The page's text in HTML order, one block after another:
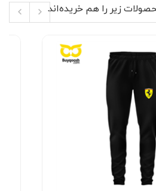
7 سانتی‌متر برای محافظت از صورت در برابر
چاپی در قسمت جلوی کلاه
پیاده‌روی و فعالیت فضای باز
را عبور می‌دهد و از تعریق بیش‌ازحد
مخصوصاً در روزهای گرم یا هنگام
کلاه کپ، سایه مناسبی روی صورت
تابستان یا نور مستقیم بسیار
در پشت کلاه کمک می‌کند اندازه
خود تنظیم کنید تا هنگام حرکت یا
جلویی لوگو نیز به‌صورت واضح و در
هویت فراری را بدون شلوغی اضافه
زیر را هم خریده‌اند